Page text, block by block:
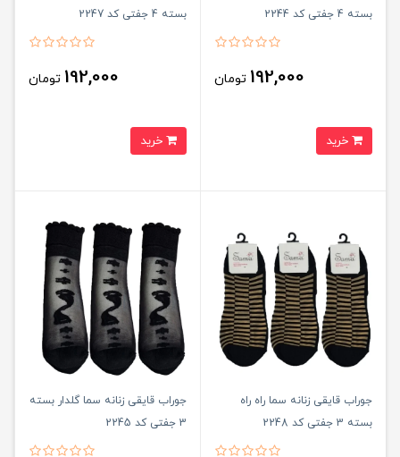
بسته 4 جفتی کد 2244
192,000 تومان
بسته 4 جفتی کد 2247
192,000 تومان
جوراب قایقی زنانه سما راه راه
بسته 3 جفتی کد 2248
جوراب قایقی زنانه سما گلدار بسته
3 جفتی کد 2245